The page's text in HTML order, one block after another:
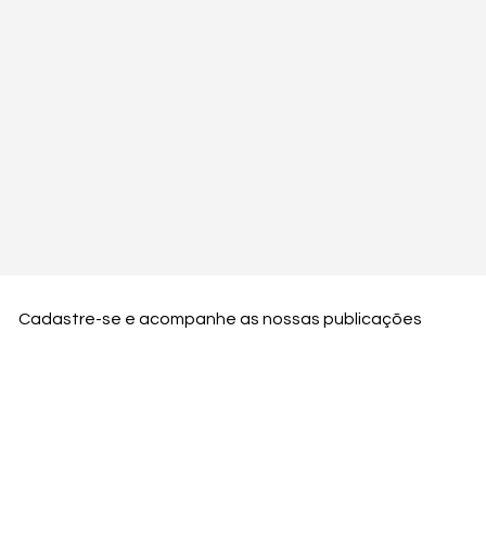
Cadastre-se e acompanhe as nossas publicações